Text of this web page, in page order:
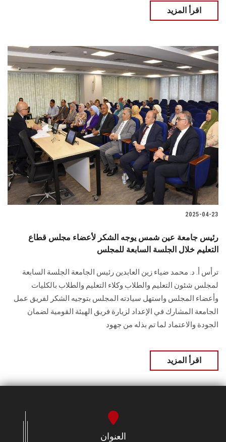
اقرأ المزيد
2025-04-23
رئيس جامعة عين شمس يوجه الشكر لأعضاء مجلس قطاع
التعليم خلال الجلسة السابعة للمجلس
ترأس أ. د. محمد ضياء زين العابدين رئيس الجامعة الجلسة السابعة
لمجلس شئون التعليم والطلاب وكلاء التعليم والطلاب بالكليات
وأعضاء المجلس واستهل سيادته المجلس بتوجيه الشكر لفريق عمل
الجامعة المشارك في الإعداد لزيارة فريق الهيئة القومية لضمان
الجودة والاعتماد لما تم بذله من جهود
اقرأ المزيد
العنوان